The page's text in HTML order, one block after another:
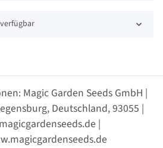
Magic Garden Seeds GmbH |
Deutschland, 93055 |
|